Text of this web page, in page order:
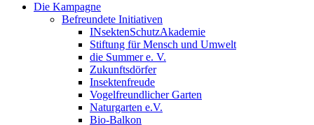
Die Kampagne
Befreundete Initiativen
INsektenSchutzAkademie
Stiftung für Mensch und Umwelt
die Summer e. V.
Zukunftsdörfer
Insektenfreude
Vogelfreundlicher Garten
Naturgarten e.V.
Bio-Balkon